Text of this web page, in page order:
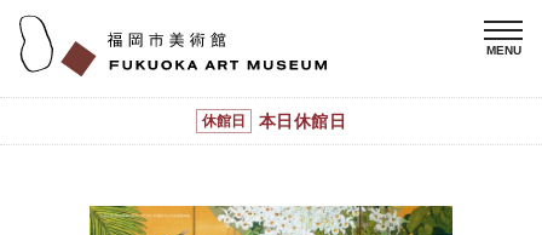
休館日 本日休館日